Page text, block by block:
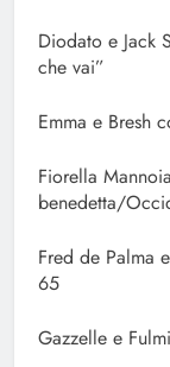
Diodato e Jack
che vai”
Emma e Bresh
Fiorella
benedetta/
Fred de Palma
65
Gazzelle e